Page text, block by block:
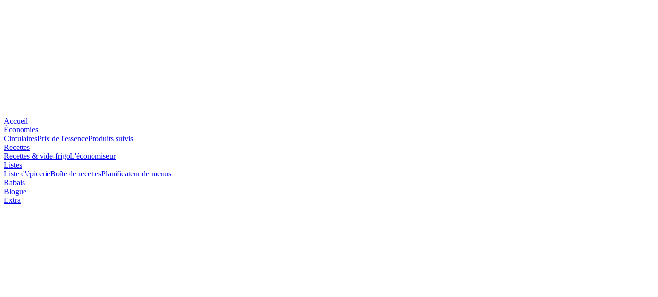
Accueil
Économies
CirculairesPrix de l'essenceProduits suivis
Recettes
Recettes & vide-frigoL'économiseur
Listes
Liste d'épicerieBoîte de recettesPlanificateur de menus
Rabais
Blogue
Extra